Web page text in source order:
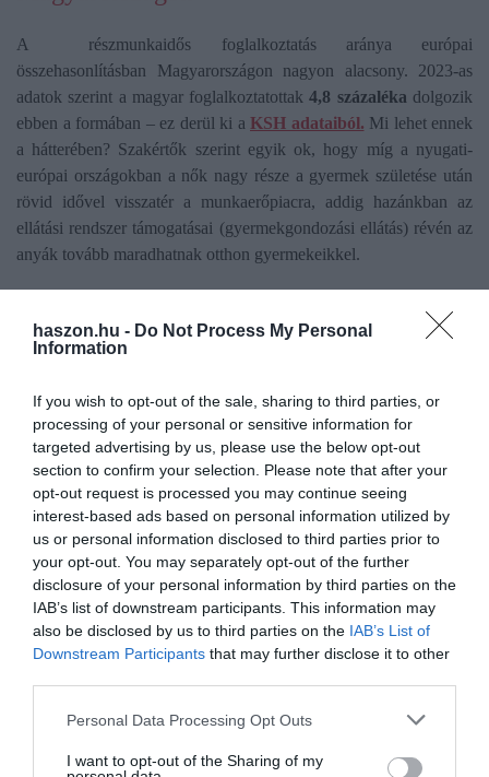
haszon.hu - Do Not Process My Personal
Information
If you wish to opt-out of the sale, sharing to third parties, or
processing of your personal or sensitive information for
targeted advertising by us, please use the below opt-out
section to confirm your selection. Please note that after your
opt-out request is processed you may continue seeing
interest-based ads based on personal information utilized by
us or personal information disclosed to third parties prior to
your opt-out. You may separately opt-out of the further
disclosure of your personal information by third parties on the
IAB’s list of downstream participants. This information may
also be disclosed by us to third parties on the IAB’s List of
Downstream Participants that may further disclose it to other
Please note that this website/app uses one or more Google
not limited to your visit or usage behaviour. You may click to
Personal Data Processing Opt Outs
I want to opt-out of the Sharing of my
A részmunkaidős foglalkoztatás aránya európai
összehasonlításban Magyarországon nagyon alacsony. 2023-as
adatok szerint a magyar foglalkoztatottak4,8 százaléka dolgozik
ebben a formában – ez derül ki a KSH adataiból. Mi lehet ennek
a hátterében? Szakértők szerint egyik ok, hogy míg a nyugati-
európai országokban a nők nagy része a gyermek születése után
rövid idővel visszatér a munkaerőpiacra, addig hazánkban az
ellátási rendszer támogatásai (gyermekgondozási ellátás) révén az
anyák tovább maradhatnak otthon gyermekeikkel.
aki nem nyolc órában dolgozik, azoknak
a bére is
alacsonyabb,mint azoké, akik teljes állásban dolgoznak.
Olvasd el ezt is!
Kaphatunk-e hitelt, ha nincs munkánk?
Ennyi magyar tervez munkahelyet váltani
Mennyi? Nem lesz könnyű jó idénymunkásokat
toborozni nyárra
munkaidő